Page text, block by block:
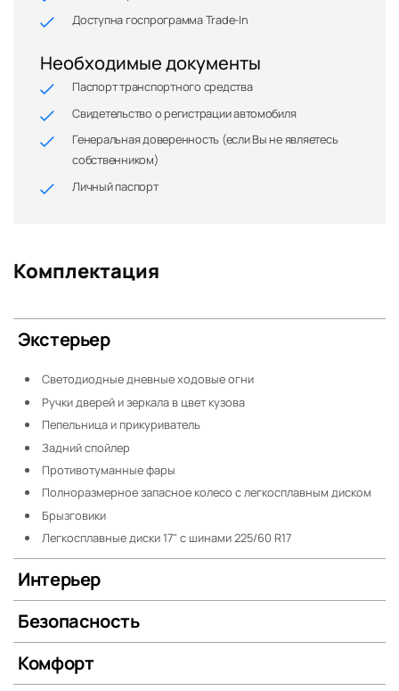
Доступна госпрограмма Trade-In
Необходимые документы
Паспорт транспортного средства
Свидетельство о регистрации автомобиля
Генеральная доверенность (если Вы не являетесь
собственником)
Личный паспорт
Комплектация
Экстерьер
Светодиодные дневные ходовые огни
Ручки дверей и зеркала в цвет кузова
Пепельница и прикуриватель
Задний спойлер
Противотуманные фары
Полноразмерное запасное колесо с легкосплавным диском
Брызговики
Легкосплавные диски 17" с шинами 225/60 R17
Интерьер
Безопасность
Комфорт